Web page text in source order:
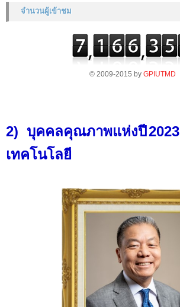
จำนวนผู้เข้าชม
© 2009-2015 by GPIUTMD
2) บุคคลคุณภาพแห่งปี 2023
เทคโนโลยี